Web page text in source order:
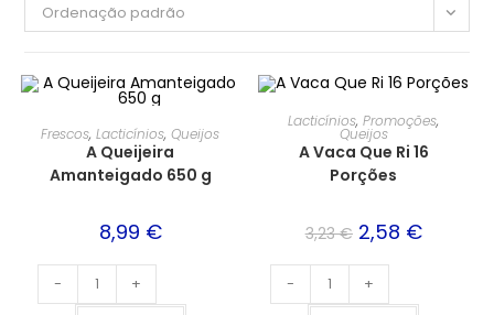
Ordenação padrão
Frescos,Lacticínios,Queijos
A Queijeira
Amanteigado 650 g
8,99 €
- +
PROMOÇÃO!
Lacticínios,Promoções,
Queijos
A Vaca Que Ri 16
Porções
3,23€ 2,58 €
- +